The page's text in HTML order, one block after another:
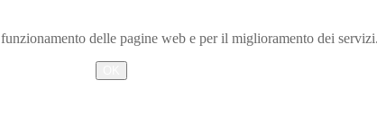
delle pagine web e per il miglioramento dei